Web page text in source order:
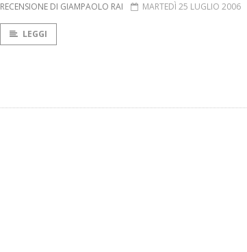
RECENSIONE DI GIAMPAOLO RAI MARTEDÌ 25 LUGLIO 2006
LEGGI